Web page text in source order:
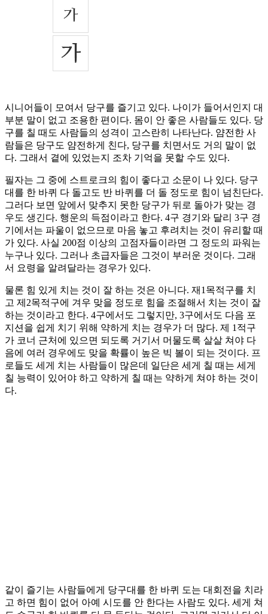
시니어들이 모여서 당구를 즐기고 있다. 나이가 들어서인지 대
부분 말이 없고 조용한 편이다. 몸이 안 좋은 사람들도 있다. 당
구를 칠 때도 사람들의 성격이 고스란히 나타난다. 얌전한 사
람들은 당구도 얌전하게 친다, 당구를 치면서도 거의 말이 없
다. 그래서 곁에 있었는지 조차 기억을 못할 수도 있다.
필자는 그 중에 스트로크의 힘이 좋다고 소문이 나 있다. 당구
대를 한 바퀴 다 돌고도 반 바퀴를 더 돌 정도로 힘이 넘친단다.
그러다 보면 앞에서 맞추지 못한 당구가 뒤로 돌아가 맞는 경
우도 생긴다. 행운의 득점이라고 한다. 4구 경기와 달리 3구 경
기에서는 파울이 없으므로 마음 놓고 후려치는 것이 유리할 때
가 있다. 사실 200점 이상의 고점자들이라면 그 정도의 파워는
누구나 있다. 그러나 초급자들은 그것이 부러운 것이다. 그래
서 요령을 알려달라는 경우가 있다.
물론 힘 있게 치는 것이 잘 하는 것은 아니다. 재1목적구를 치
고 제2목적구에 겨우 맞을 정도로 힘을 조절해서 치는 것이 잘
하는 것이라고 한다. 4구에서도 그렇지만, 3구에서도 다음 포
지션을 쉽게 치기 위해 약하게 치는 경우가 더 많다. 제 1적구
가 코너 근처에 있으면 되도록 거기서 머물도록 살살 쳐야 다
음에 여러 경우에도 맞을 확률이 높은 빅 볼이 되는 것이다. 프
로들도 세게 치는 사람들이 많은데 일단은 세게 칠 때는 세게
칠 능력이 있어야 하고 약하게 칠 때는 약하게 쳐야 하는 것이
다.
같이 즐기는 사람들에게 당구대를 한 바퀴 도는 대회전을 치라
고 하면 힘이 없어 아예 시도를 안 한다는 사람도 있다. 세게 쳐